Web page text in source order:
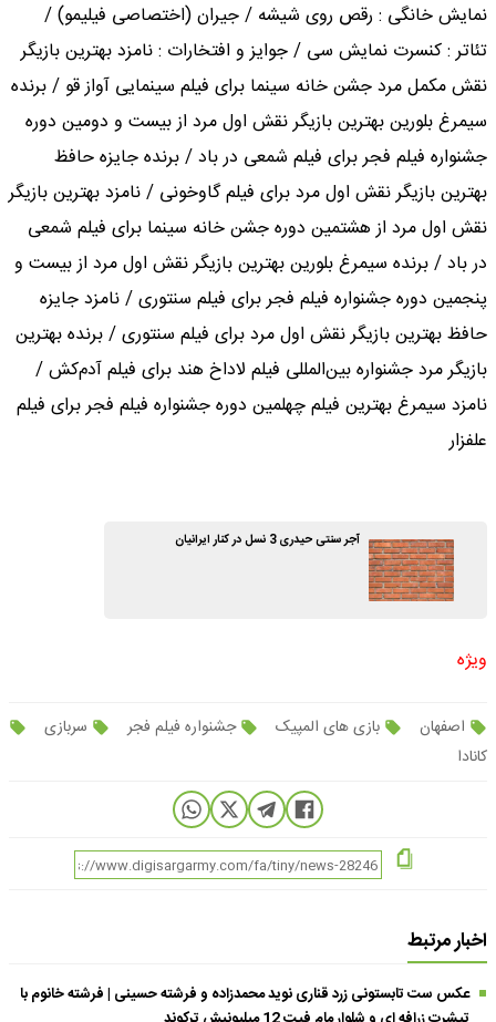
نمایش خانگی : رقص روی شیشه / جیران (اختصاصی فیلیمو) /
تئاتر : کنسرت نمایش سی / جوایز و افتخارات : نامزد بهترین بازیگر
نقش مکمل مرد جشن خانه سینما برای فیلم سینمایی آواز قو / برنده
سیمرغ بلورین بهترین بازیگر نقش اول مرد از بیست و دومین دوره
جشنواره فیلم فجر برای فیلم شمعی در باد / برنده جایزه حافظ
بهترین بازیگر نقش اول مرد برای فیلم گاوخونی / نامزد بهترین بازیگر
نقش اول مرد از هشتمین دوره جشن خانه سینما برای فیلم شمعی
در باد / برنده سیمرغ بلورین بهترین بازیگر نقش اول مرد از بیست و
پنجمین دوره جشنواره فیلم فجر برای فیلم سنتوری / نامزد جایزه
حافظ بهترین بازیگر نقش اول مرد برای فیلم سنتوری / برنده بهترین
بازیگر مرد جشنواره بین‌المللی فیلم لاداخ هند برای فیلم آدم‌کش /
نامزد سیمرغ بهترین فیلم چهلمین دوره جشنواره فیلم فجر برای فیلم
علفزار
آجر سنتی حیدری 3 نسل در کنار ایرانیان
ویژه
اصفهان بازی های المپیک جشنواره فیلم فجر
سربازی
کانادا
اخبار مرتبط
عکس ست تابستونی زرد قناری نوید محمدزاده و فرشته حسینی | فرشته خانوم با